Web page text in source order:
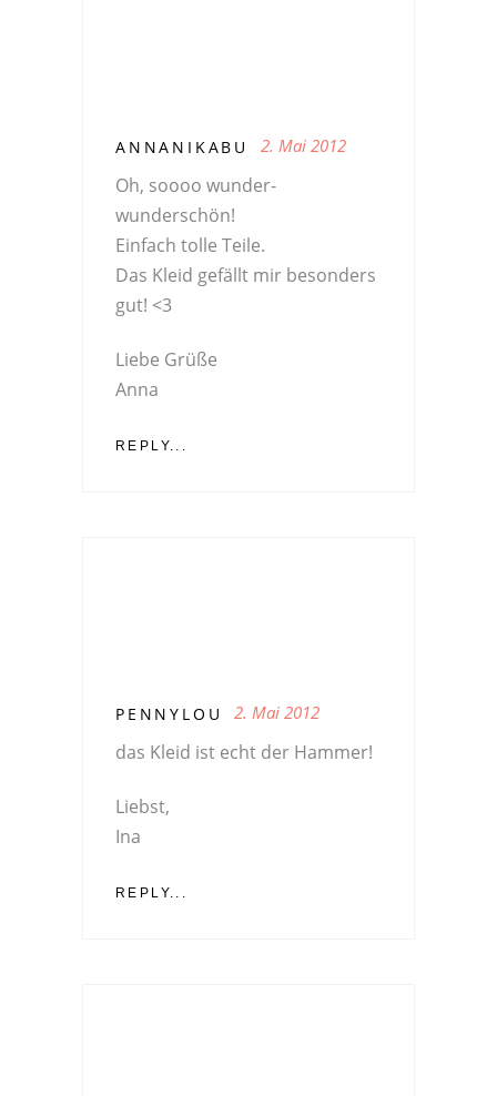
ANNANIKABU 2. Mai 2012
Oh, soooo wunder-
wunderschön!
Einfach tolle Teile.
Das Kleid gefällt mir besonders
gut! <3
Liebe Grüße
Anna
REPLY...
PENNYLOU 2. Mai 2012
das Kleid ist echt der Hammer!
Liebst,
Ina
REPLY...